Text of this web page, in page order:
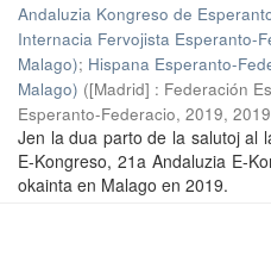
Andaluzia Kongreso de
Internacia Fervojista Esperanto-
Malago); Hispana Esperanto-
Malago) ([Madrid] : Federación
Esperanto-Federacio, 2019,
Jen la dua parto de la salutoj al
E-Kongreso, 21a Andaluzia E-
okainta en Malago en 2019.